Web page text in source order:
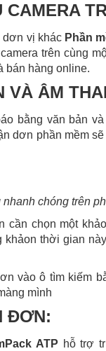
dơn vị khác Phần
trên cùng
bán hàng online.
VÀ ÂM
bằng văn bản
dơn phần mềm
chóng trên
cần chọn một
thời gian
vào ô tìm kiếm
mình
ĐƠN:
ATP hỗ trợ